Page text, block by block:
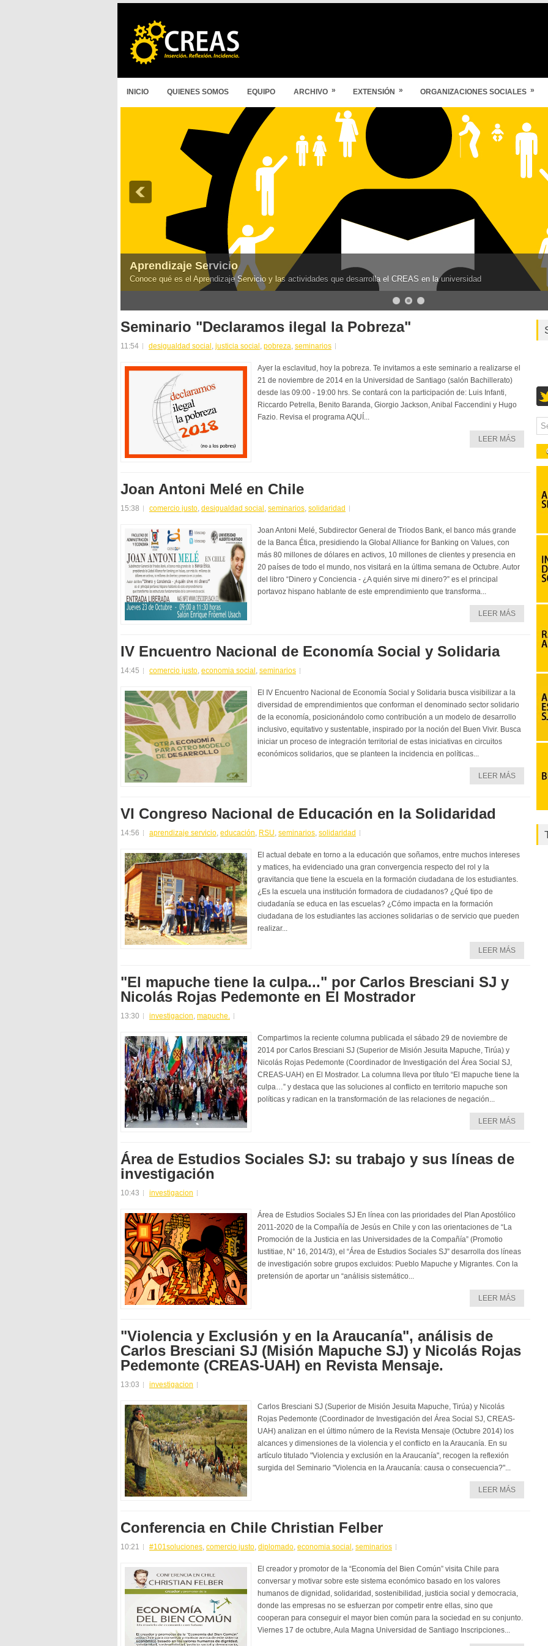
INICIO QUIENES SOMOS EQUIPO ARCHIVO » EXTENSIÓN » ORGANIZACIONES SOCIALES »
Aprendizaje Servicio
Conoce qué es el Aprendizaje Servicio y las actividades que desarrolla el CREAS en la universidad
Seminario "Declaramos ilegal la Pobreza"
11:54 desigualdad social , justicia social , pobreza, seminarios
Ayer la esclavitud, hoy la pobreza. Te invitamos a este seminario a realizarse el
21 de noviembre de 2014 en la Universidad de Santiago (salón Bachillerato)
desde las 09:00 - 19:00 hrs. Se contará con la participación de: Luis Infanti,
Riccardo Petrella, Benito Baranda, Giorgio Jackson, Anibal Faccendini y Hugo
Fazio. Revisa el programa AQUÍ...
LEER MÁS
Joan Antoni Melé en Chile
15:38 comercio justo, desigualdad social , seminarios, solidaridad
Joan Antoni Melé, Subdirector General de Triodos Bank, el banco más grande
de la Banca Ética, presidiendo la Global Alliance for Banking on Values, con
más 80 millones de dólares en activos, 10 millones de clientes y presencia en
20 países de todo el mundo, nos visitará en la última semana de Octubre. Autor
del libro “Dinero y Conciencia - ¿A quién sirve mi dinero?” es el principal
portavoz hispano hablante de este emprendimiento que transforma...
LEER MÁS
IV Encuentro Nacional de Economía Social y Solidaria
14:45 comercio justo, economia social , seminarios
El IV Encuentro Nacional de Economía Social y Solidaria busca visibilizar a la
diversidad de emprendimientos que conforman el denominado sector solidario
de la economía, posicionándolo como contribución a un modelo de desarrollo
inclusivo, equitativo y sustentable, inspirado por la noción del Buen Vivir. Busca
iniciar un proceso de integración territorial de estas iniciativas en circuitos
económicos solidarios, que se planteen la incidencia en políticas...
LEER MÁS
VI Congreso Nacional de Educación en la Solidaridad
14:56 aprendizaje servicio, educación, RSU, seminarios, solidaridad
El actual debate en torno a la educación que soñamos, entre muchos intereses
y matices, ha evidenciado una gran convergencia respecto del rol y la
gravitancia que tiene la escuela en la formación ciudadana de los estudiantes.
¿Es la escuela una institución formadora de ciudadanos? ¿Qué tipo de
ciudadanía se educa en las escuelas? ¿Cómo impacta en la formación
ciudadana de los estudiantes las acciones solidarias o de servicio que pueden
realizar...
LEER MÁS
"El mapuche tiene la culpa..." por Carlos Bresciani SJ y
Nicolás Rojas Pedemonte en El Mostrador
13:30 investigacion, mapuche.
Compartimos la reciente columna publicada el sábado 29 de noviembre de
2014 por Carlos Bresciani SJ (Superior de Misión Jesuita Mapuche, Tirúa) y
Nicolás Rojas Pedemonte (Coordinador de Investigación del Área Social SJ,
CREAS-UAH) en El Mostrador. La columna lleva por título “El mapuche tiene la
culpa…” y destaca que las soluciones al conflicto en territorio mapuche son
políticas y radican en la transformación de las relaciones de negación...
LEER MÁS
Área de Estudios Sociales SJ: su trabajo y sus líneas de
investigación
10:43 investigacion
Área de Estudios Sociales SJ En línea con las prioridades del Plan Apostólico
2011-2020 de la Compañía de Jesús en Chile y con las orientaciones de “La
Promoción de la Justicia en las Universidades de la Compañía” (Promotio
Iustitiae, N° 16, 2014/3), el “Área de Estudios Sociales SJ” desarrolla dos líneas
de investigación sobre grupos excluidos: Pueblo Mapuche y Migrantes. Con la
pretensión de aportar un “análisis sistemático...
LEER MÁS
"Violencia y Exclusión y en la Araucanía", análisis de
Carlos Bresciani SJ (Misión Mapuche SJ) y Nicolás Rojas
Pedemonte (CREAS-UAH) en Revista Mensaje.
13:03 investigacion
Carlos Bresciani SJ (Superior de Misión Jesuita Mapuche, Tirúa) y Nicolás
Rojas Pedemonte (Coordinador de Investigación del Área Social SJ, CREAS-
UAH) analizan en el último número de la Revista Mensaje (Octubre 2014) los
alcances y dimensiones de la violencia y el conflicto en la Araucanía. En su
artículo titulado "Violencia y exclusión en la Araucanía", recogen la reflexión
surgida del Seminario "Violencia en la Araucanía: causa o consecuencia?"...
LEER MÁS
Conferencia en Chile Christian Felber
10:21 #101soluciones, comercio justo, diplomado, economia social , seminarios
El creador y promotor de la “Economía del Bien Común” visita Chile para
conversar y motivar sobre este sistema económico basado en los valores
humanos de dignidad, solidaridad, sostenibilidad, justicia social y democracia,
donde las empresas no se esfuerzan por competir entre ellas, sino que
cooperan para conseguir el mayor bien común para la sociedad en su conjunto.
Viernes 17 de octubre, Aula Magna Universidad de Santiago Inscripciones...